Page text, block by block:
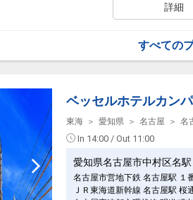
禁煙ルームプラン」と「喫煙ルームプラン」を掲
【客室情報】の項目で
定期間：2026年4月1日～2026年11月30日
ンターネットコース番号：DP-1-17366034
詳細
すべての
ベッセルホテルカン
東海 愛知県 名古屋 名
In 14:00 / Out 11:00
愛知県名古屋市中村区名
名古屋市営地下鉄 名古屋駅 １
ＪＲ東海道新幹線 名古屋駅 桜